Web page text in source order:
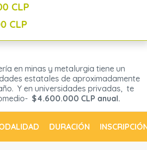
CLP
CLP
en minas y metalurgia tiene un
estatales de aproximadamente
Y en universidades privadas, te
$4.600.000 CLP anual.
DURACIÓN